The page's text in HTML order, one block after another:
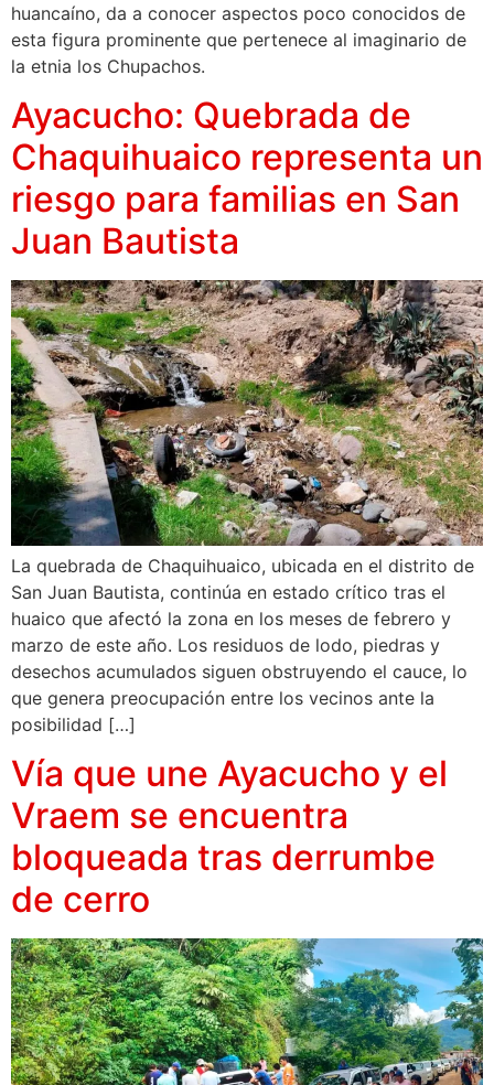
huancaíno, da a conocer aspectos poco conocidos de
esta figura prominente que pertenece al imaginario de
la etnia los Chupachos.
Ayacucho: Quebrada de
Chaquihuaico representa un
riesgo para familias en San
Juan Bautista
La quebrada de Chaquihuaico, ubicada en el distrito de
San Juan Bautista, continúa en estado crítico tras el
huaico que afectó la zona en los meses de febrero y
marzo de este año. Los residuos de lodo, piedras y
desechos acumulados siguen obstruyendo el cauce, lo
que genera preocupación entre los vecinos ante la
posibilidad […]
Vía que une Ayacucho y el
Vraem se encuentra
bloqueada tras derrumbe
de cerro